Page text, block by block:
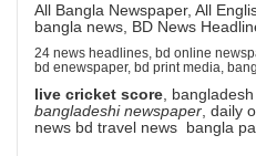
All Bangla Newspaper, All
bangla news, BD News
24 news headlines, bd online
bd enewspaper, bd print media,
live cricket score,
bangladeshi newspaper, daily
news bd travel news bangla